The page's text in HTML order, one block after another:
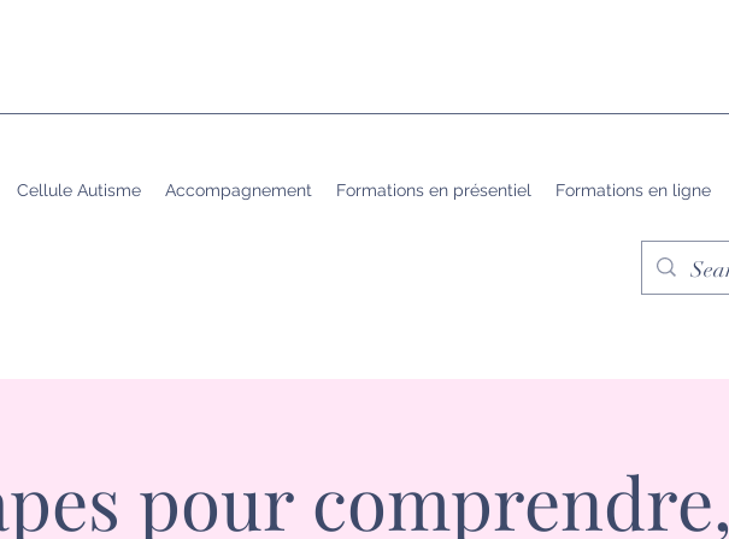
Cellule Autisme Accompagnement Formations en présentiel Formations en ligne
pour comprendre,